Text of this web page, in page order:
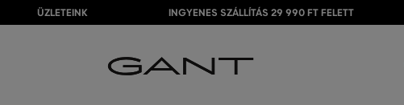
ÜZLETEINK INGYENES SZÁLLÍTÁS 29 990 FT FELETT